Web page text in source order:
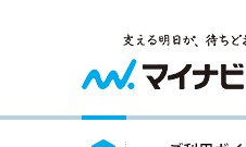
トップページ